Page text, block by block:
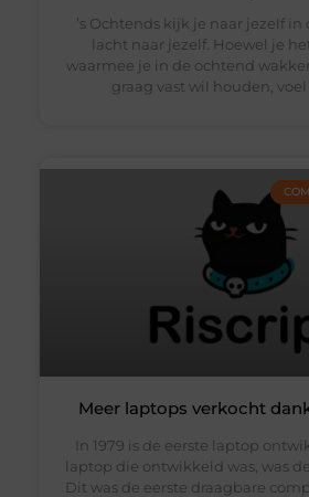
’s Ochtends kijk je naar jezelf in
lacht naar jezelf. Hoewel je
waarmee je in de ochtend
graag vast wil houden,
Meer laptops verkocht
In 1979 is de eerste laptop
laptop die ontwikkeld was, was
Dit was de eerste draagbare